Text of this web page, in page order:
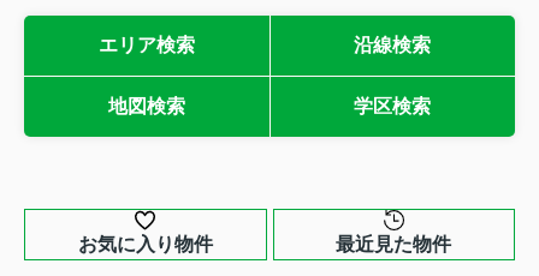
エリア検索 沿線検索
地図検索 学区検索
お気に入り物件 最近見た物件